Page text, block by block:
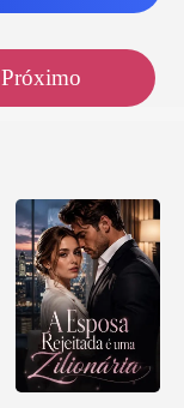
Próximo